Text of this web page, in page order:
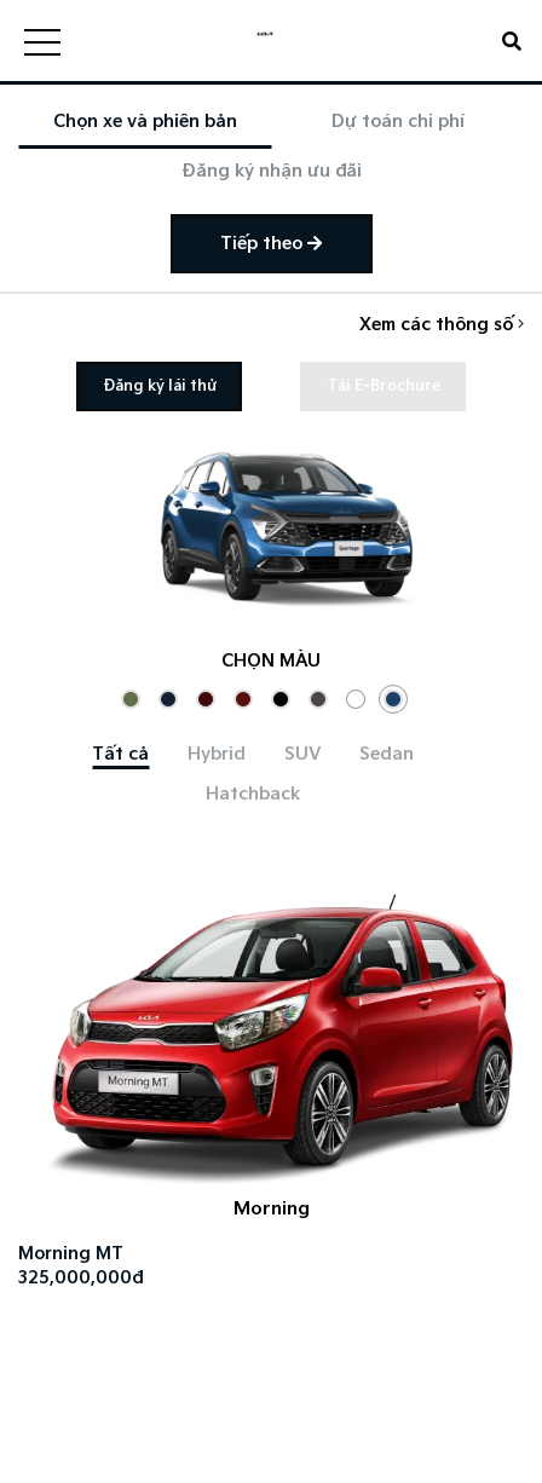
Chọn xe và phiên bản Dự toán chi phí
Đăng ký nhận ưu đãi
Tiếp theo
Xem các thông số
Đăng ký lái thử Tải E-Brochure
CHỌN MÀU
Tất cả Hybrid SUV
Sedan
Hatchback
Morning
Morning MT
325,000,000đ